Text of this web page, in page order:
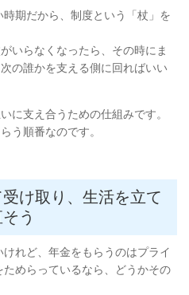
期だから、制度という「杖」を
いらなくなったら、その時にま
の誰かを支える側に回ればいい
に支え合うための仕組みです。
う順番なのです。
け取り、生活を立て
う
れど、年金をもらうのはプライ
ためらっているなら、どうかその